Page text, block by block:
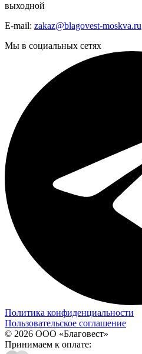
выходной
E-mail: zakaz@blagovest-moskva.ru
Мы в социальных сетях
Политика конфиденциальности
Пользовательское соглашение
© 2026 ООО «Благовест»
Принимаем к оплате: